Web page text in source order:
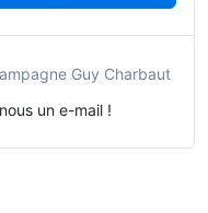
Guy Charbaut
un e-mail !